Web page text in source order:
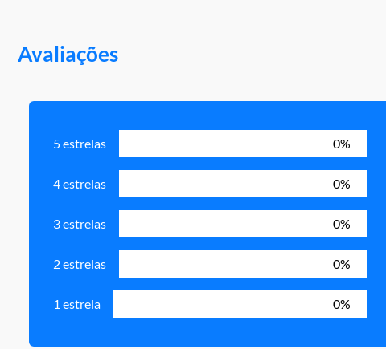
Avaliações
5 estrelas 0%
4 estrelas 0%
3 estrelas 0%
2 estrelas 0%
1 estrela 0%